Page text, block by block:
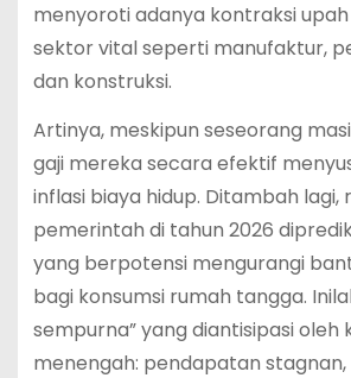
menyoroti adanya kontraksi
sektor vital seperti manufaktur,
dan konstruksi.
Artinya, meskipun seseorang
gaji mereka secara efektif
inflasi biaya hidup. Ditambah lagi,
pemerintah di tahun 2026
yang berpotensi mengurangi
bagi konsumsi rumah tangga.
sempurna” yang diantisipasi oleh
menengah: pendapatan stagnan,